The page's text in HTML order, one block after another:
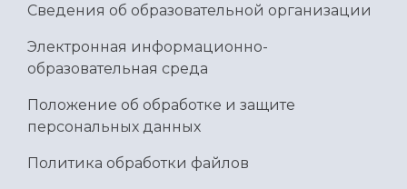
Сведения об образовательной организации
Электронная информационно-
образовательная среда
Положение об обработке и защите
персональных данных
Политика обработки файлов